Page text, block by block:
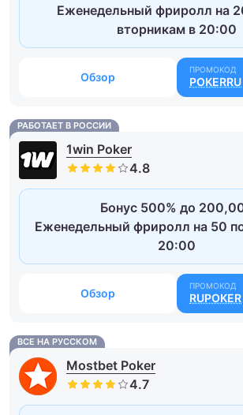
Еженедельный фриролл на
вторникам в 20:00
Обзор POKERRU
РАБОТАЕТ В РОССИИ
1win Poker
Бонус 500% до
Еженедельный фриролл на 50
20:00
Обзор RUPOKER
ВСЕ НА РУССКОМ
Mostbet Poker